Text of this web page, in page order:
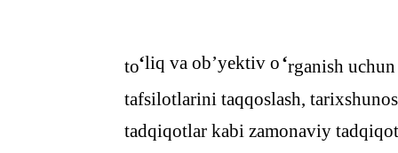
to‘liq va ob’yektiv o‘rganish
tafsilotlarini taqqoslash,
tadqiqotlar kabi zamonaviy